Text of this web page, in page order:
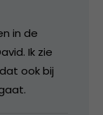
in de
Ik zie
ook bij